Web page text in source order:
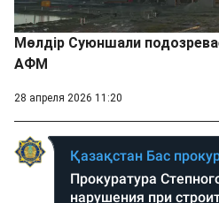
Мөлдір Суюншали
АФМ
28 апреля 2026 11:20